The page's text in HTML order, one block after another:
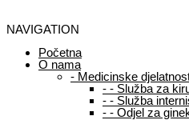
NAVIGATION
Početna
O nama
- Medicinske
- - Služba za
- - Služba
- - Odjel za